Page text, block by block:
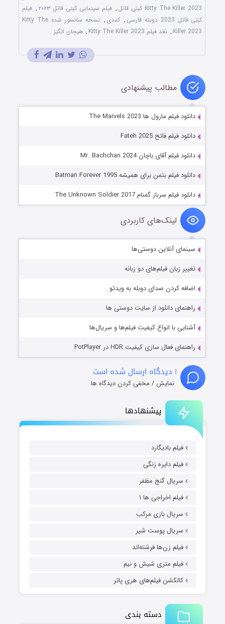
پیشنهادها
فیلم بادیگارد
فیلم دایره زنگی
سریال گنج مظفر
فیلم اخراجی ها ۱
سریال بازی مرکب
سریال پوست شیر
فیلم زن‌ها فرشته‌اند
فیلم متری شیش و نیم
کالکشن فیلم‌های هری پاتر
دسته بندی
Kitty The Killer 2023 کیتی قاتل
, فیلم سینمایی کیتی قاتل ۲۰۲۳ , فیلم
کیتی قاتل 2023 دوبله فارسی
, کمدی ,
نسخه سانسور شده Kitty The
Killer 2023
, نقد فیلم Kitty The Killer 2023 , هیجان انگیز
مطالب پیشنهادی
دانلود فیلم مارول ها The Marvels 2023
دانلود فیلم فاتح Fateh 2025
دانلود فیلم آقای باچان Mr. Bachchan 2024
دانلود فیلم بتمن برای همیشه Batman Forever 1995
دانلود فیلم سرباز گمنام The Unknown Soldier 2017
لینک‌های کاربردی
سینمای آنلاین دوستی‌ها
تغییر زبان فیلم‌های دو زبانه
اضافه کردن صدای دوبله به ویدئو
راهنمای دانلود از سایت دوستی ها
آشنایی با انواع کیفیت فیلم‌ها و سریال‌ها
راهنمای فعال سازی کیفیت HDR در PotPlayer
۱ دیدگاه ارسال شده است
نمایش / مخفی کردن دیدگاه ها